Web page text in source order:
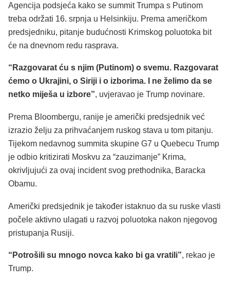
Agencija podsjeća kako se summit Trumpa s Putinom
treba održati 16. srpnja u Helsinkiju. Prema američkom
predsjedniku, pitanje budućnosti Krimskog poluotoka bit
će na dnevnom redu rasprava.
“Razgovarat ću s njim (Putinom) o svemu. Razgovarat
ćemo o Ukrajini, o Siriji i o izborima. I ne želimo da se
netko miješa u izbore”, uvjeravao je Trump novinare.
Prema Bloombergu, ranije je američki predsjednik već
izrazio želju za prihvaćanjem ruskog stava u tom pitanju.
Tijekom nedavnog summita skupine G7 u Quebecu Trump
je odbio kritizirati Moskvu za “zauzimanje” Krima,
okrivljujući za ovaj incident svog prethodnika, Baracka
Obamu.
Američki predsjednik je također istaknuo da su ruske vlasti
počele aktivno ulagati u razvoj poluotoka nakon njegovog
pristupanja Rusiji.
“Potrošili su mnogo novca kako bi ga vratili”, rekao je
Trump.